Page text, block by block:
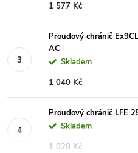
1 577 Kč
Proudový chránič
AC
Skladem
1 040 Kč
Proudový chránič LFE
Skladem
1 028 Kč